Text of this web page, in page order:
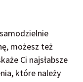
możesz też
Ci najsłabsze
które należy